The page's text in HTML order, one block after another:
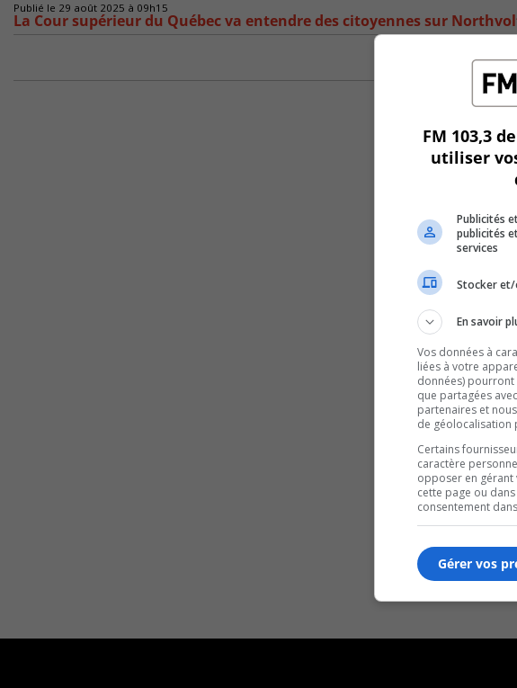
Publié le 29 août 2025 à 09h15
La Cour supérieur du Québec va entendre des citoyennes sur
FM 103,3
utiliser
Publicités
publicités
services
Stocker et/
En savoir
Vos données à
liées à votre
données) pourront
que partagées
partenaires et
de géolocalisation
Certains
caractère
opposer en gérant
cette page ou
consentement
Gérer vos